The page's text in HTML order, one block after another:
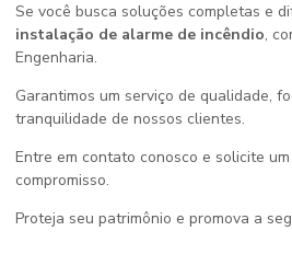
Se você busca soluções completas e
instalação de alarme de incêndio,
Engenharia.
Garantimos um serviço de qualidade,
tranquilidade de nossos clientes.
Entre em contato conosco e solicite
compromisso.
Proteja seu patrimônio e promova a